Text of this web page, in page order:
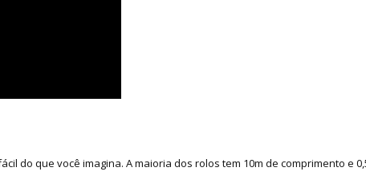
do que você imagina. A maioria dos rolos tem 10m de comprimento e